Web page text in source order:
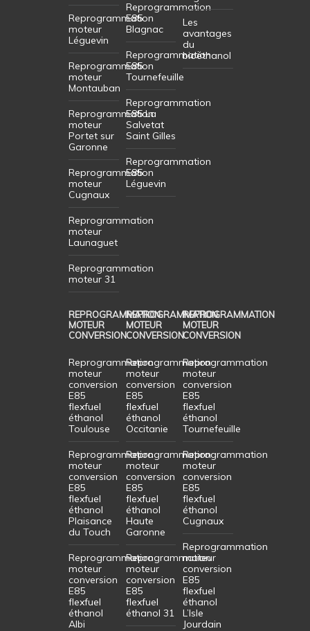
Reprogrammation
moteur
Léguevin
Reprogrammation
moteur
Montauban
Reprogrammation
moteur
Portet sur
Garonne
Reprogrammation
moteur
Cugnaux
Reprogrammation
moteur
Launaguet
Reprogrammation
moteur 31
Reprogrammation
E85
Blagnac
Reprogrammation
E85
Tournefeuille
Reprogrammation
E85 La
Salvetat
Saint Gilles
Reprogrammation
E85
Léguevin
Les
avantages
du
bioéthanol
REPROGRAMMATION
MOTEUR
CONVERSION
Reprogrammation
moteur
conversion
E85
flexfuel
éthanol
Toulouse
Reprogrammation
moteur
conversion
E85
flexfuel
éthanol
Plaisance
du Touch
Reprogrammation
moteur
conversion
E85
flexfuel
éthanol
Albi
REPROGRAMMATION
MOTEUR
CONVERSION
Reprogrammation
moteur
conversion
E85
flexfuel
éthanol
Occitanie
Reprogrammation
moteur
conversion
E85
flexfuel
éthanol
Haute
Garonne
Reprogrammation
moteur
conversion
E85
flexfuel
éthanol 31
REPROGRAMMATION
MOTEUR
CONVERSION
Reprogrammation
moteur
conversion
E85
flexfuel
éthanol
Tournefeuille
Reprogrammation
moteur
conversion
E85
flexfuel
éthanol
Cugnaux
Reprogrammation
moteur
conversion
E85
flexfuel
éthanol
L’Isle
Jourdain